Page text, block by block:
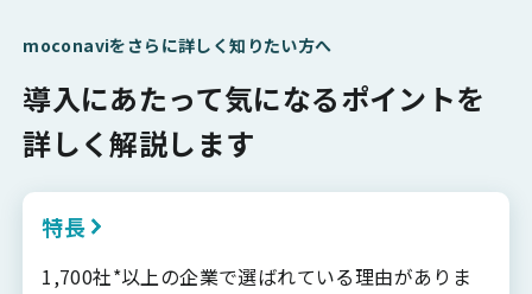
moconaviをさらに詳しく知りたい方へ
導入にあたって気になるポイントを
詳しく解説します
特長
1,700社*以上の企業で選ばれている理由がありま